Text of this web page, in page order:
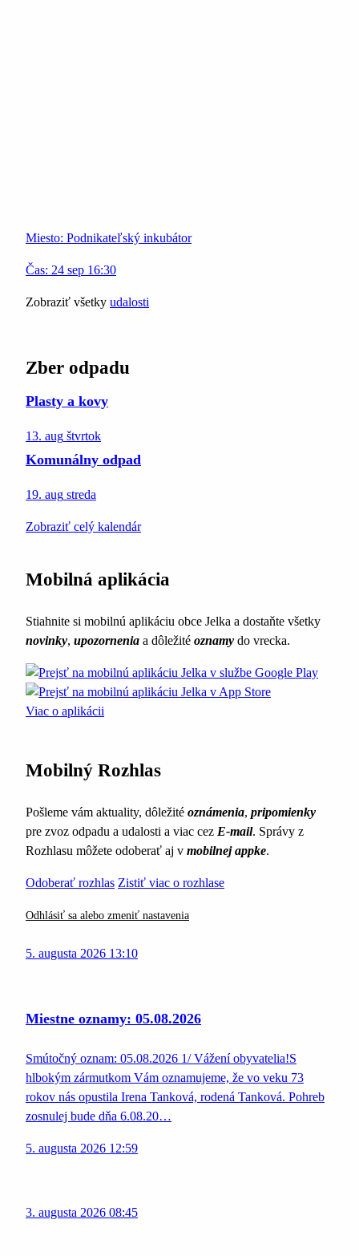
Miesto: Podnikateľský inkubátor
Čas: 24 sep 16:30
Zobraziť všetky udalosti
Zber odpadu
Plasty a kovy
13. aug štvrtok
Komunálny odpad
19. aug streda
Zobraziť celý kalendár
Mobilná aplikácia
Stiahnite si mobilnú aplikáciu obce Jelka a dostaňte všetky
novinky, upozornenia a dôležité oznamy do vrecka.
Viac o aplikácii
Mobilný Rozhlas
Pošleme vám aktuality, dôležité oznámenia, pripomienky
pre zvoz odpadu a udalosti a viac cez E-mail. Správy z
Rozhlasu môžete odoberať aj v mobilnej appke.
Odoberať rozhlas Zistiť viac o rozhlase
Odhlásiť sa alebo zmeniť nastavenia
5. augusta 2026 13:10
Miestne oznamy: 05.08.2026
Smútočný oznam: 05.08.2026 1/ Vážení obyvatelia!S
hlbokým zármutkom Vám oznamujeme, že vo veku 73
rokov nás opustila Irena Tanková, rodená Tanková. Pohreb
zosnulej bude dňa 6.08.20…
5. augusta 2026 12:59
3. augusta 2026 08:45